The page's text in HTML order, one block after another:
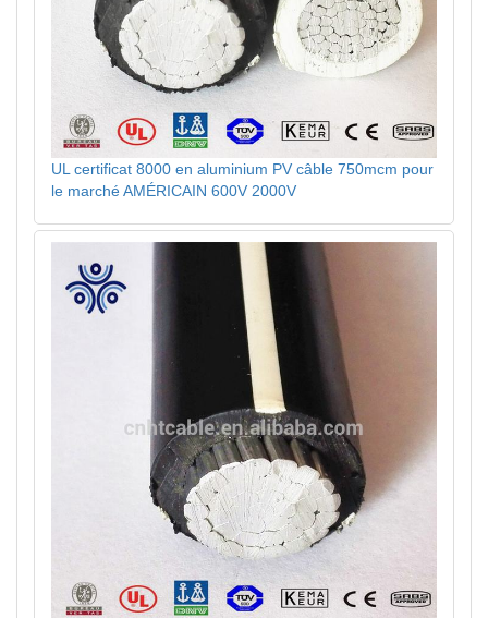
UL certificat 8000 en aluminium PV câble 750mcm pour
le marché AMÉRICAIN 600V 2000V